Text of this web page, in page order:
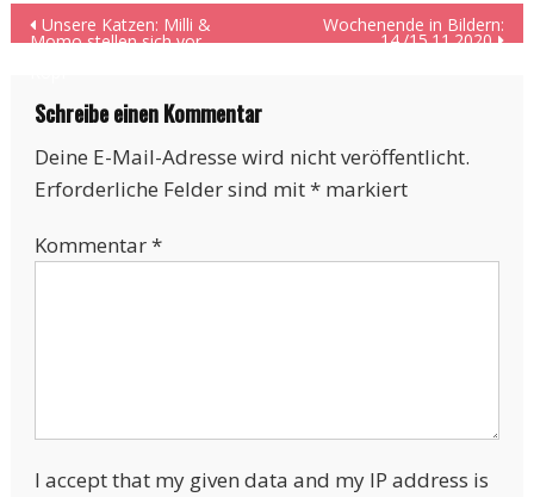
Beitragsnavigation
Unsere Katzen: Milli &
Momo stellen sich vor –
Wochenende in Bildern:
14./15.11.2020
Schreibe einen Kommentar
Deine E-Mail-Adresse wird nicht veröffentlicht.
Erforderliche Felder sind mit*markiert
Kommentar*
I accept that my given data and my IP address is